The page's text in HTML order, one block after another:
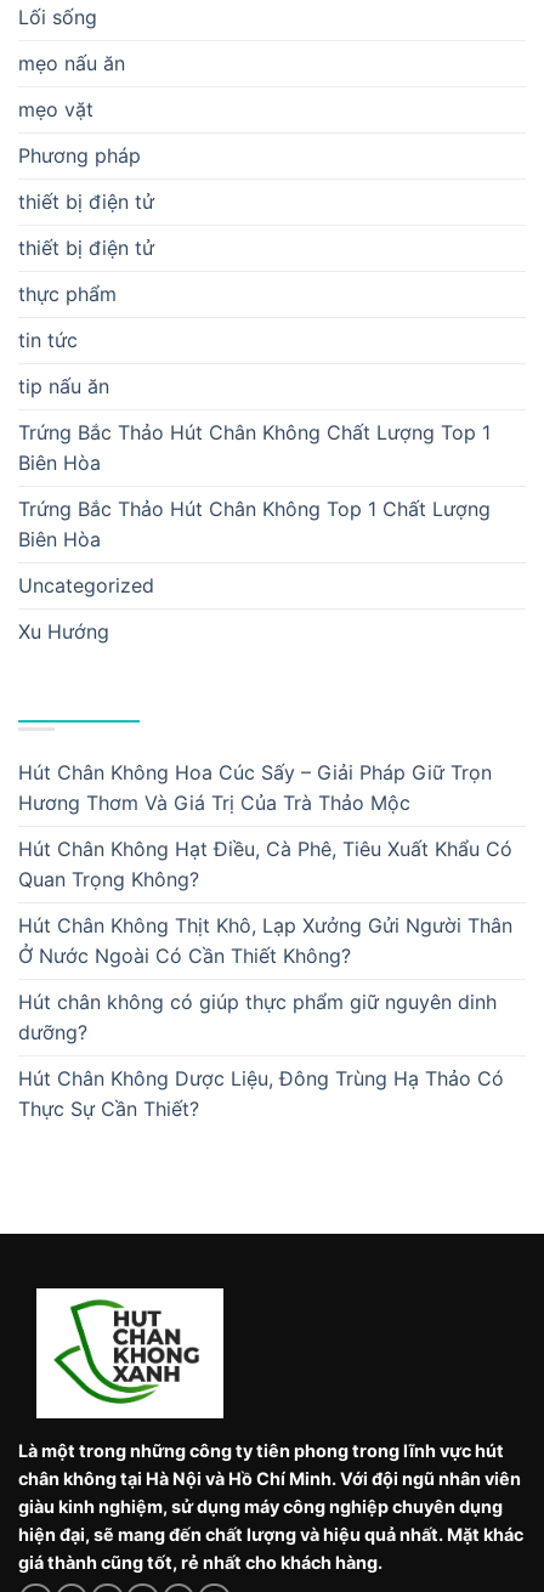
Lối sống
mẹo nấu ăn
mẹo vặt
Phương pháp
thiết bị điện tử
thiết bị điện tử
thực phẩm
tin tức
tip nấu ăn
Trứng Bắc Thảo Hút Chân Không Chất Lượng Top 1
Biên Hòa
Trứng Bắc Thảo Hút Chân Không Top 1 Chất Lượng
Biên Hòa
Uncategorized
Xu Hướng
Hút Chân Không Hoa Cúc Sấy – Giải Pháp Giữ Trọn
Hương Thơm Và Giá Trị Của Trà Thảo Mộc
Hút Chân Không Hạt Điều, Cà Phê, Tiêu Xuất Khẩu Có
Quan Trọng Không?
Hút Chân Không Thịt Khô, Lạp Xưởng Gửi Người Thân
Ở Nước Ngoài Có Cần Thiết Không?
Hút chân không có giúp thực phẩm giữ nguyên dinh
dưỡng?
Hút Chân Không Dược Liệu, Đông Trùng Hạ Thảo Có
Thực Sự Cần Thiết?
Là một trong những công ty tiên phong trong lĩnh vực hút
chân không tại Hà Nội và Hồ Chí Minh. Với đội ngũ nhân viên
giàu kinh nghiệm, sử dụng máy công nghiệp chuyên dụng
hiện đại, sẽ mang đến chất lượng và hiệu quả nhất. Mặt khác
giá thành cũng tốt, rẻ nhất cho khách hàng.